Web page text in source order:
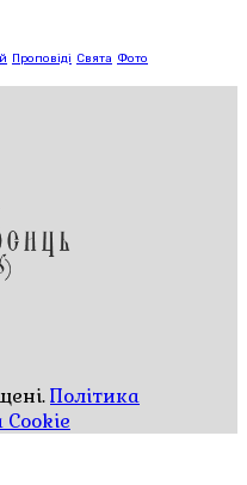
Проповіді Свята Фото
Політика
Cookie